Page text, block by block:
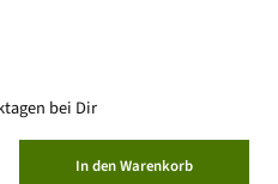
bei Dir
In den Warenkorb